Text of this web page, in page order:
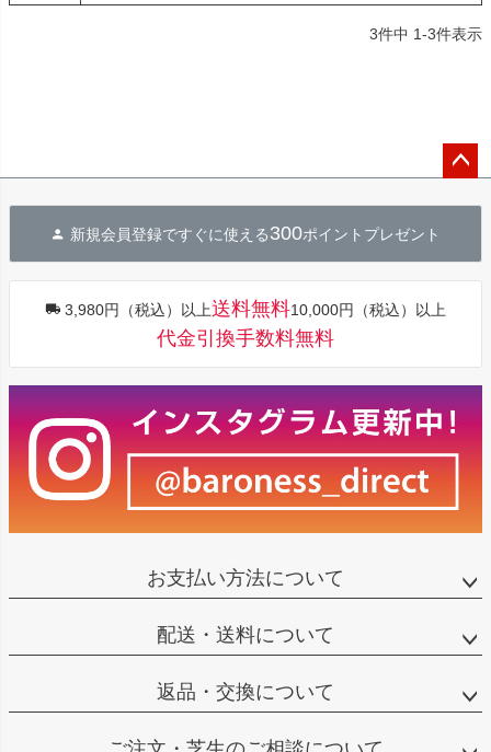
3件中 1-3件表示
へ
新規会員登録ですぐに使える300ポイントプレゼント
3,980円（税込）以上送料無料10,000円（税込）以上
代金引換手数料無料
お支払い方法について
配送・送料について
返品・交換について